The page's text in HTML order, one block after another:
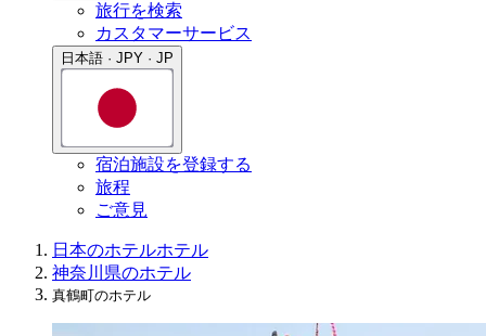
旅行を検索
カスタマーサービス
日本語 · JPY · JP
宿泊施設を登録する
旅程
ご意見
日本のホテルホテル
神奈川県のホテル
真鶴町のホテル